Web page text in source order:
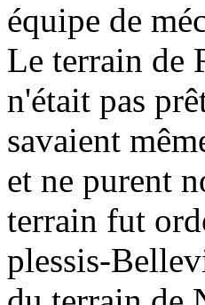
équipe de
Le terrain de
n'était pas
savaient
et ne purent
terrain fut
plessis-